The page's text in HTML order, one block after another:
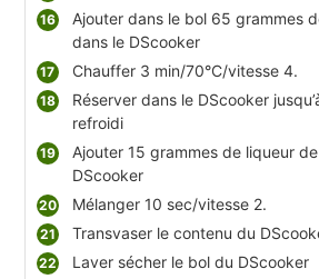
Ajouter dans le bol 65 grammes
dans le DScooker
Chauffer 3 min/70°C/vitesse 4.
Réserver dans le DScooker
refroidi
Ajouter 15 grammes de liqueur
DScooker
Mélanger 10 sec/vitesse 2.
Transvaser le contenu du
Laver sécher le bol du DScooker